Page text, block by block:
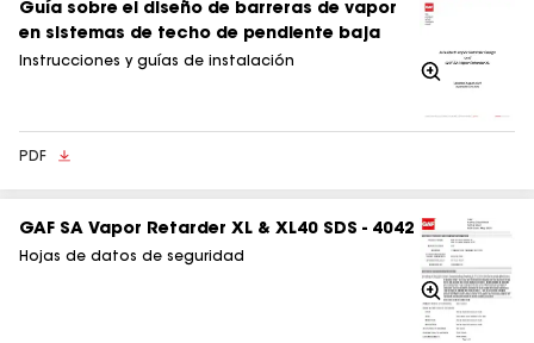
Guía sobre el diseño de barreras de vapor
en sistemas de techo de pendiente baja
Instrucciones y guías de instalación Acercarse
PDF
GAF SA Vapor Retarder XL & XL40 SDS - 4042
Hojas de datos de seguridad
Acercarse